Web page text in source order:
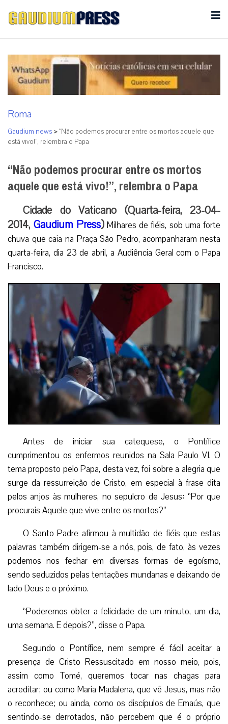
Roma
Gaudium news >“Não podemos procurar entre os mortos aquele que
está vivo!”, relembra o Papa
“Não podemos procurar entre os mortos
aquele que está vivo!”, relembra o Papa
Cidade do Vaticano (Quarta-feira, 23-04-
2014,Gaudium Press)Milhares de fiéis, sob uma forte
chuva que caia na Praça São Pedro, acompanharam nesta
quarta-feira, dia 23 de abril, a Audiência Geral com o Papa
Francisco.
Antes de iniciar sua catequese, o Pontífice
cumprimentou os enfermos reunidos na Sala Paulo VI. O
tema proposto pelo Papa, desta vez, foi sobre a alegria que
surge da ressurreição de Cristo, em especial à frase dita
pelos anjos às mulheres, no sepulcro de Jesus: “Por que
procurais Aquele que vive entre os mortos?”
O Santo Padre afirmou à multidão de fiéis que estas
palavras também dirigem-se a nós, pois, de fato, às vezes
podemos nos fechar em diversas formas de egoísmo,
sendo seduzidos pelas tentações mundanas e deixando de
lado Deus e o próximo.
“Poderemos obter a felicidade de um minuto, um dia,
uma semana. E depois?”, disse o Papa.
Segundo o Pontífice, nem sempre é fácil aceitar a
presença de Cristo Ressuscitado em nosso meio, pois,
assim como Tomé, queremos tocar nas chagas para
acreditar; ou como Maria Madalena, que vê Jesus, mas não
o reconhece; ou ainda, como os discípulos de Emaús, que
sentindo-se derrotados, não percebem que é o próprio